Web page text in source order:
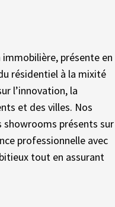
présente en
résidentiel à la mixité
l’innovation, la
et des villes. Nos
showrooms présents sur
professionnelle avec
tout en assurant